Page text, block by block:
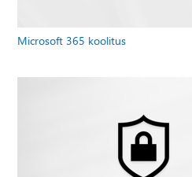
Microsoft 365 koolitus